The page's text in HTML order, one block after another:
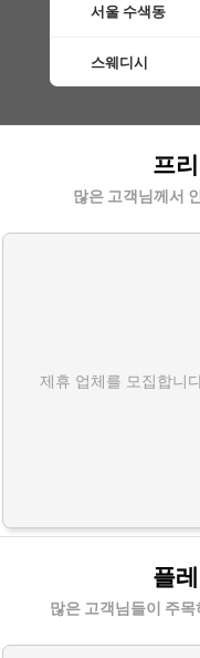
서울 수색동
스웨디시
프
많은 고객님께서
제휴 업체를 모집합니
플
많은 고객님들이 주